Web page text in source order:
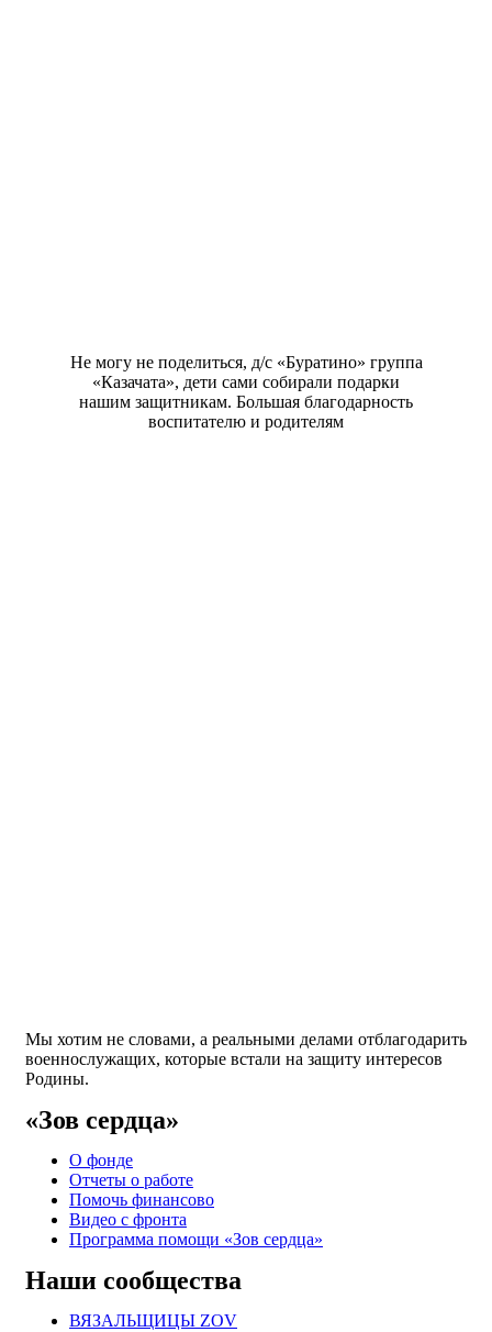
Не могу не поделиться, д/с «Буратино» группа
«Казачата», дети сами собирали подарки
нашим защитникам. Большая благодарность
воспитателю и родителям
Мы хотим не словами, а реальными делами отблагодарить
военнослужащих, которые встали на защиту интересов
Родины.
«Зов сердца»
О фонде
Отчеты о работе
Помочь финансово
Видео с фронта
Программа помощи «Зов сердца»
Наши сообщества
ВЯЗАЛЬЩИЦЫ ZOV